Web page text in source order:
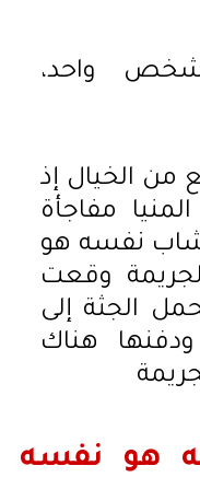
من الخيال إذ
مفاجأة
نفسه هو
وقعت
الجثة إلى
هناك
هو نفسه